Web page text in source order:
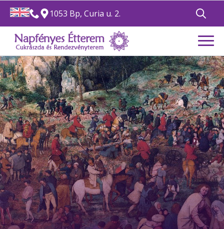
1053 Bp, Curia u. 2.
for: